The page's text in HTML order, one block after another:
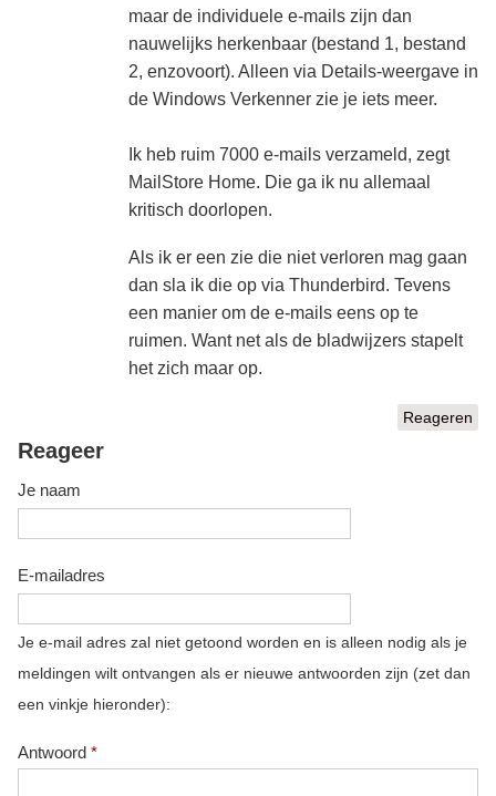
maar de individuele e-mails zijn dan
nauwelijks herkenbaar (bestand 1, bestand
2, enzovoort). Alleen via Details-weergave in
de Windows Verkenner zie je iets meer.
Ik heb ruim 7000 e-mails verzameld, zegt
MailStore Home. Die ga ik nu allemaal
kritisch doorlopen.
Als ik er een zie die niet verloren mag gaan
dan sla ik die op via Thunderbird. Tevens
een manier om de e-mails eens op te
ruimen. Want net als de bladwijzers stapelt
het zich maar op.
Reageren
Reageer
Je naam
E-mailadres
Je e-mail adres zal niet getoond worden en is alleen nodig als je
meldingen wilt ontvangen als er nieuwe antwoorden zijn (zet dan
een vinkje hieronder):
Antwoord *